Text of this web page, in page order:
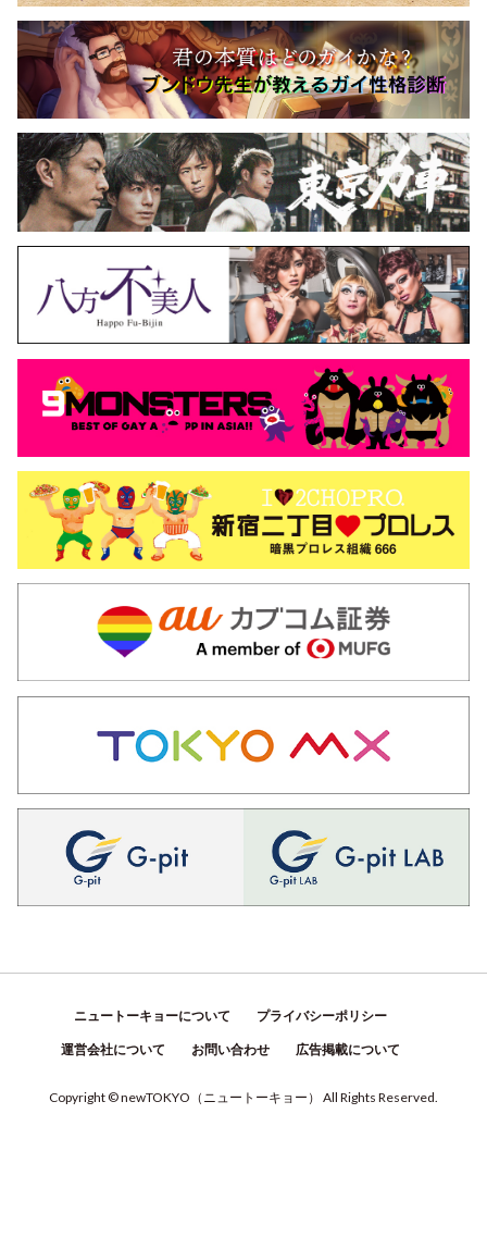
ニュートーキョーについて プライバシーポリシー
運営会社について お問い合わせ 広告掲載について
Copyright © newTOKYO （ ニュートーキョー ） All Rights Reserved.